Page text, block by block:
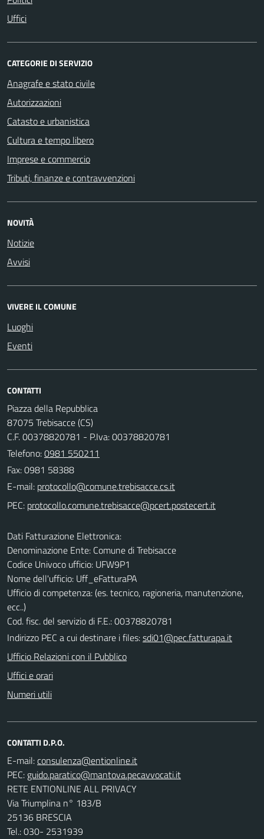
Uffici
CATEGORIE DI SERVIZIO
Anagrafe e stato civile
Autorizzazioni
Catasto e urbanistica
Cultura e tempo libero
Imprese e commercio
Tributi, finanze e contravvenzioni
NOVITÀ
Notizie
Avvisi
VIVERE IL COMUNE
Luoghi
Eventi
CONTATTI
Piazza della Repubblica
87075 Trebisacce (CS)
C.F. 00378820781 - P.Iva: 00378820781
Telefono:0981 550211
Fax: 0981 58388
E-mail:
PEC:
Dati Fatturazione Elettronica:
Denominazione Ente: Comune di Trebisacce
Codice Univoco ufficio: UFW9P1
Nome dell'ufficio: Uff_eFatturaPA
Ufficio di competenza: (es. tecnico, ragioneria, manutenzione,
ecc..)
Cod. fisc. del servizio di F.E.: 00378820781
Indirizzo PEC a cui destinare i files:sdi01@pec.fatturapa.it
Ufficio Relazioni con il Pubblico
Uffici e orari
Numeri utili
CONTATTI D.P.O.
E-mail:
PEC:
RETE ENTIONLINE ALL PRIVACY
Via Triumplina n° 183/B
25136 BRESCIA
Tel.: 030- 2531939